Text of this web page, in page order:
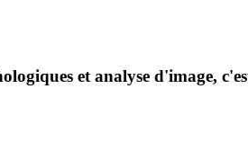
et analyse d'image,